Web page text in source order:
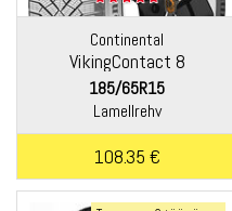
Continental
VikingContact 8
185/65R15
Lamellrehv
108.35 €